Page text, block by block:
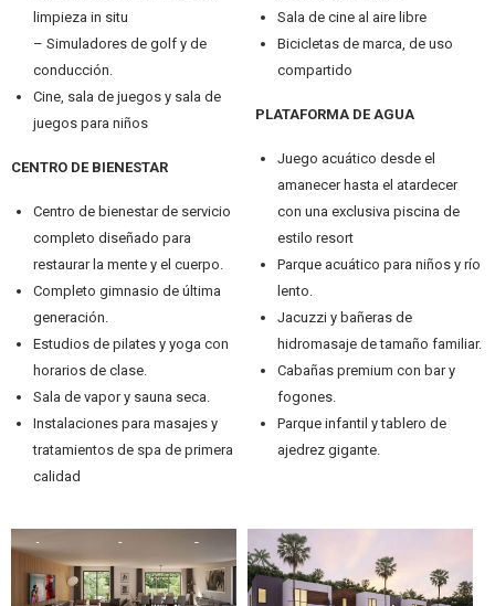
limpieza in situ
– Simuladores de golf y de
conducción.
Cine, sala de juegos y sala de
juegos para niños
CENTRO DE BIENESTAR
Centro de bienestar de servicio
completo diseñado para
restaurar la mente y el cuerpo.
Completo gimnasio de última
generación.
Estudios de pilates y yoga con
horarios de clase.
Sala de vapor y sauna seca.
Instalaciones para masajes y
tratamientos de spa de primera
calidad
Sala de cine al aire libre
Bicicletas de marca, de uso
compartido
PLATAFORMA DE AGUA
Juego acuático desde el
amanecer hasta el atardecer
con una exclusiva piscina de
estilo resort
Parque acuático para niños y río
lento.
Jacuzzi y bañeras de
hidromasaje de tamaño familiar.
Cabañas premium con bar y
fogones.
Parque infantil y tablero de
ajedrez gigante.